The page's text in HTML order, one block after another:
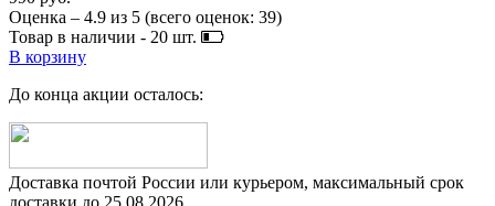
Оценка – 4.9 из 5 (всего оценок: 39)
Товар в наличии - 20 шт.
В корзину
До конца акции осталось:
Доставка почтой России или курьером, максимальный срок